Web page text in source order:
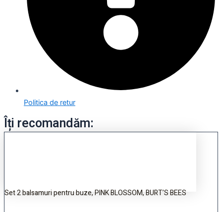
Politica de retur
Îți recomandăm:
Set 2 balsamuri pentru buze, PINK BLOSSOM, BURT’S BEES